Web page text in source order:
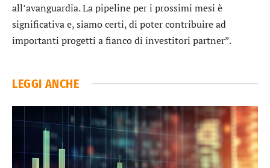
all’avanguardia. La pipeline per i prossimi mesi è
significativa e, siamo certi, di poter contribuire ad
importanti progetti a fianco di investitori partner”.
LEGGI ANCHE